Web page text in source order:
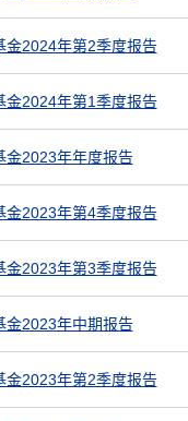
金2024年第2季度报告
金2024年第1季度报告
金2023年年度报告
金2023年第4季度报告
金2023年第3季度报告
金2023年中期报告
金2023年第2季度报告